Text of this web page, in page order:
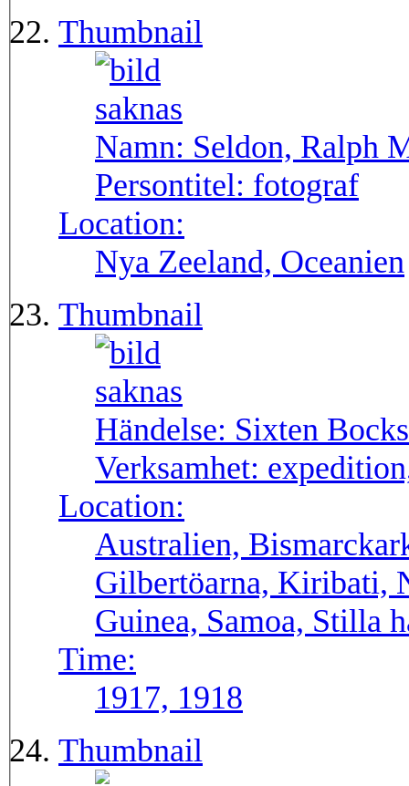
Thumbnail
Namn: Seldon, Ralph
Persontitel: fotograf
Location:
Nya Zeeland, Oceanien
Thumbnail
Händelse: Sixten
Verksamhet:
Location:
Australien,
Gilbertöarna, Kiribati,
Guinea, Samoa, Stilla
Time:
1917, 1918
Thumbnail